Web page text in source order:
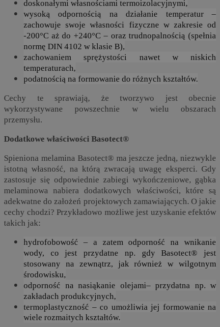
doskonałymi własnościami termoizolacyjnymi,
wysoką odpornością na działanie temperatur –
zachowuje swoje własności fizyczne w zakresie od
-200°C aż do +240°C – oraz trudnopalnością (spełnia
normę DIN 4102 w klasie B),
zachowaniem sprężystości nawet w niskich
temperaturach,
podatnością na formowanie do różnych kształtów.
Cechy te sprawiają, że tworzywo jest obecnie
wykorzystywane powszechnie w wielu obszarach
przemysłu.
Dodatkowe właściwości Basotect®
Spieniona melamina Basotect® ma jeszcze jedną, niezwykle
istotną własność, na którą zwracają uwagę eksperci. Gdy
zastosuje się odpowiednie zabiegi wykończeniowe, gąbka
melaminowa nabiera dodatkowych właściwości, które są
adekwatne do założeń projektowych zamawiających. O jakie
cechy chodzi? Przykładowo możliwe jest uzyskanie efektów
takich jak:
hydrofobowość – a zatem odporność na wnikanie
wody, co jest przydatne np. gdy Basotect® jest
stosowany na zewnątrz, jak również w wilgotnym
środowisku,
odporność na nasiąkanie olejami– przydatna np. w
zakładach produkcyjnych,
termoplastyczność – co umożliwia jej formowanie na
wiele rozmaitych kształtów.